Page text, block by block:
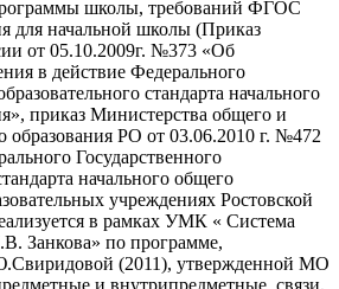
школы, требований ФГОС
для начальной школы (Приказ
от 05.10.2009г. №373 «Об
в действие Федерального
стандарта начального
приказ Министерства общего и
образования РО от 03.06.2010 г. №472
Государственного
начального общего
учреждениях Ростовской
в рамках УМК « Система
Занкова» по программе,
(2011), утвержденной МО